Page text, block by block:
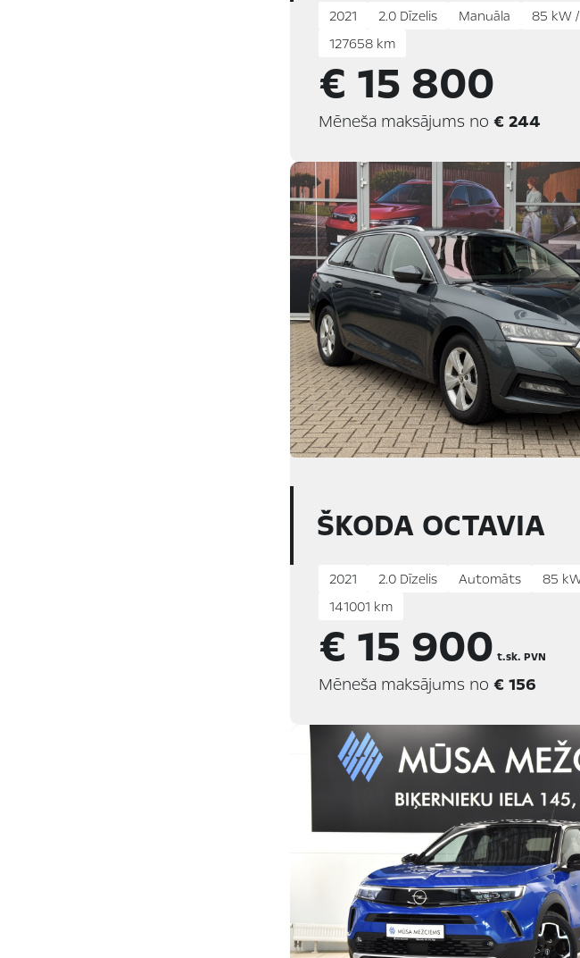
2021 2.0 Dīzelis Manuāla
85 kW /
127658 km
€ 15 800
Mēneša maksājums no € 244
ŠKODA OCTAVIA
2021 2.0 Dīzelis Automāts
85
141001 km
€ 15 900t.sk. PVN
Mēneša maksājums no € 156